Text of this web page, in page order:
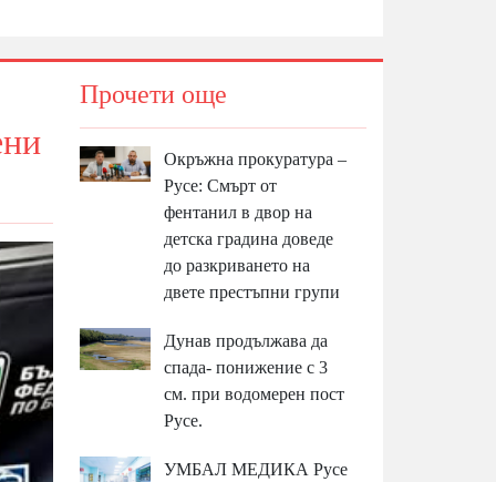
Прочети още
Окръжна прокуратура –
Русе: Смърт от
фентанил в двор на
детска градина доведе
до разкриването на
двете престъпни групи
Дунав продължава да
спада- понижение с 3
см. при водомерен пост
Русе.
УМБАЛ МЕДИКА Русе